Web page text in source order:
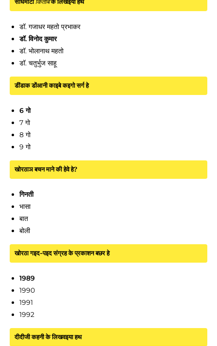
सोंधमाटी किताबके लिखइया हथ
डॉ. गजाधर महतो प्रभाकर
डॉ. विनोद कुमार
डॉ. भोलानाथ महतो
डॉ. चतुर्भुज साहू
डींडाक डोंआनी काइबे कइगो सर्ग हे
6 गो
7 गो
8 गो
9 गो
खोरठाञ बचन माने की हेवे हे?
गिनती
भासा
बात
बोली
खोरठा गइद-पइद संग्रह के प्रकाशन बछर हे
1989
1990
1991
1992
दीदीजी कहनी के लिखवइया हथ